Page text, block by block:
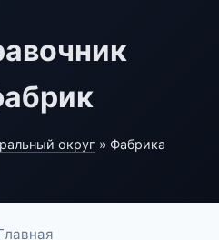
округ » Фабрика